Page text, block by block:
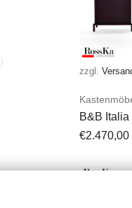
)
zzgl.
B&B
Highboard
€2.470,00